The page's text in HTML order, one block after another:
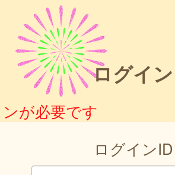
ログイン
が必要です
ログインID